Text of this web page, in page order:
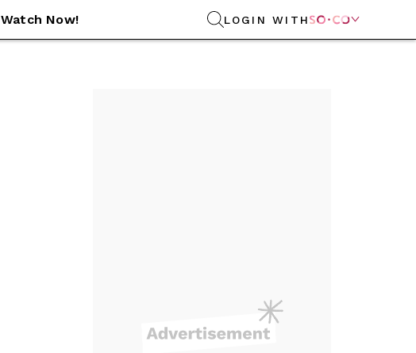
Watch Now! LOGIN WITH 